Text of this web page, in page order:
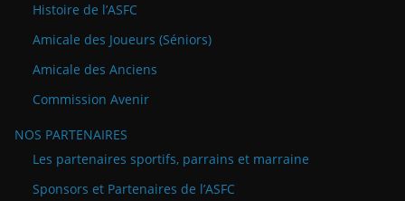
Histoire de l’ASFC
Amicale des Joueurs (Séniors)
Amicale des Anciens
Commission Avenir
NOS PARTENAIRES
Les partenaires sportifs, parrains et marraine
Sponsors et Partenaires de l’ASFC